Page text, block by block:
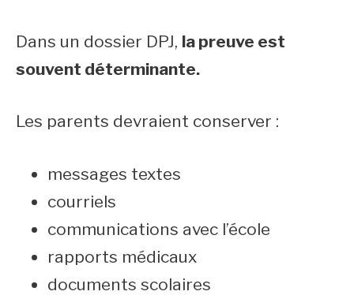
Dans un dossier DPJ, la preuve est
souvent déterminante.
Les parents devraient conserver :
messages textes
courriels
communications avec l’école
rapports médicaux
documents scolaires